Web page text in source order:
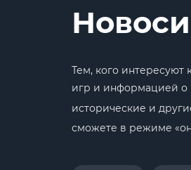
Тем, кого
игр и информацией о
исторические и
сможете в режиме